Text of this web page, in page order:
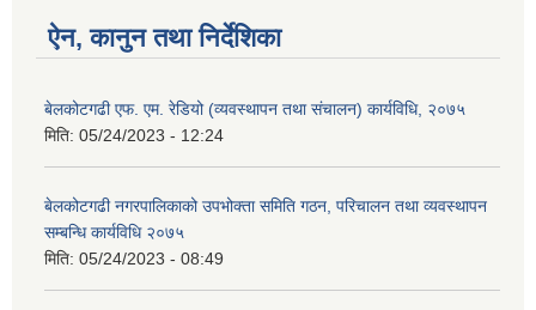
ऐन, कानुन तथा निर्देशिका
बेलकोटगढी एफ. एम. रेडियो (व्यवस्थापन तथा संचालन) कार्यविधि, २०७५
मिति: 05/24/2023 - 12:24
बेलकोटगढी नगरपालिकाको उपभोक्ता समिति गठन, परिचालन तथा व्यवस्थापन
सम्बन्धि कार्यविधि २०७५
मिति: 05/24/2023 - 08:49